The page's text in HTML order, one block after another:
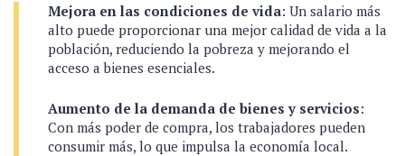
Mejora en las condiciones de vida: Un salario más
alto puede proporcionar una mejor calidad de vida a la
población, reduciendo la pobreza y mejorando el
acceso a bienes esenciales.
Aumento de la demanda de bienes y servicios:
Con más poder de compra, los trabajadores pueden
consumir más, lo que impulsa la economía local.